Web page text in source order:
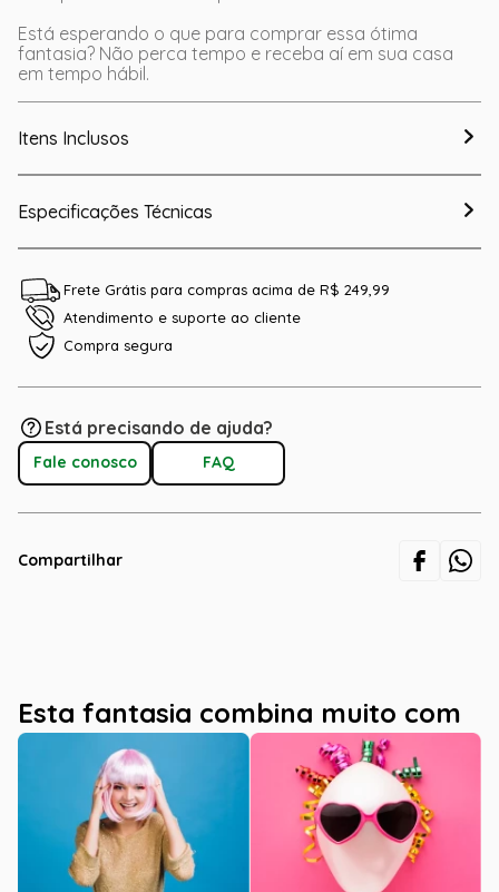
Está esperando o que para comprar essa ótima
fantasia? Não perca tempo e receba aí em sua casa
em tempo hábil.
Itens Inclusos
Especificações Técnicas
Frete Grátis para compras acima de R$ 249,99
Atendimento e suporte ao cliente
Compra segura
Está precisando de ajuda?
Fale conosco FAQ
Compartilhar
Esta fantasia combina muito com